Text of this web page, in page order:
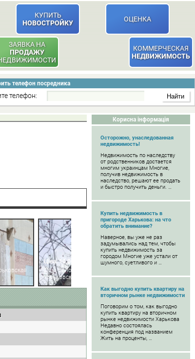
КУПИТЬ
НОВОСТРОЙКУ
ОЦЕНКА
ЗАЯВКА НА
ПРОДАЖУ
КОММЕРЧЕСКАЯ
НЕДВИЖИМОСТЬ
телефон посредника
телефон:
Корисна інформація
Осторожно, унаследованная
недвижимость!
Недвижимость по наследству
от родственников достается
многим украинцам Многие,
получив недвижимость в
наследство, решают ее продать
и быстро получить деньги. …
Купить недвижимость в
пригороде Харькова: на что
обратить внимание?
Наверное, вы уже не раз
задумывались над тем, чтобы
купить недвижимость за
городом Многие уже устали от
шумного, суетливого и …
Как выгодно купить квартиру на
вторичном рынке недвижимости
Поговорим о том, как выгодно
купить квартиру на вторичном
рынке недвижимости Харькова
Недавно состоялась
конференция под названием
Жить на проценты, …
Ціна: 10 000
Дом, солоницевка,
харьковская область